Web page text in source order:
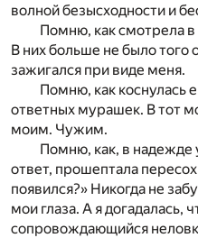
волной безысходности и
Помню, как смотрела в
В них больше не было того
зажигался при виде меня.
Помню, как коснулась
ответных мурашек. В тот
моим. Чужим.
Помню, как, в надежде
ответ, прошептала
появился?» Никогда не
мои глаза. А я догадалась,
сопровождающийся